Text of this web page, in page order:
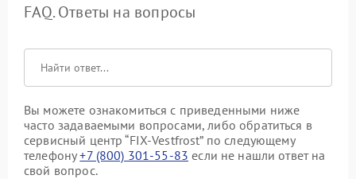
FAQ. Ответы на вопросы
Вы можете ознакомиться с приведенными ниже
часто задаваемыми вопросами, либо обратиться в
сервисный центр “FIX-Vestfrost” по следующему
телефону+7 (800) 301-55-83 если не нашли ответ на
свой вопрос.